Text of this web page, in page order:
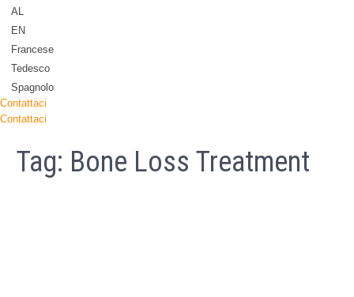
AL
EN
Francese
Tedesco
Spagnolo
Contattaci
Contattaci
Tag: Bone Loss Treatment